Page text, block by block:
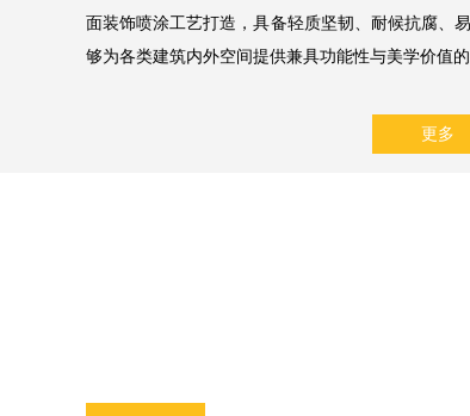
面装饰喷涂工艺打造，具备轻质坚韧、耐候抗腐、
够为各类建筑内外空间提供兼具功能性与美学价值
更多